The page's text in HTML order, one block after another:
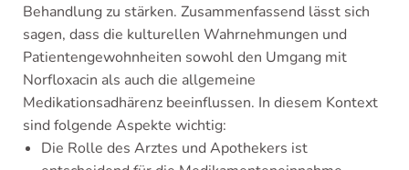
Behandlung zu stärken. Zusammenfassend lässt sich
sagen, dass die kulturellen Wahrnehmungen und
Patientengewohnheiten sowohl den Umgang mit
Norfloxacin als auch die allgemeine
Medikationsadhärenz beeinflussen. In diesem Kontext
sind folgende Aspekte wichtig:
Die Rolle des Arztes und Apothekers ist